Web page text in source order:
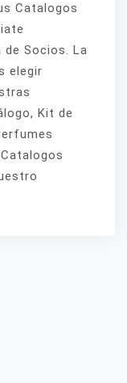
Catalogos
Socios. La
elegir
Kit de